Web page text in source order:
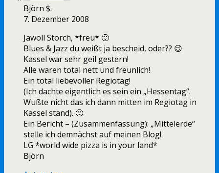
Björn $.
7. Dezember 2008
Jawoll Storch, *freu* 🙂
Blues & Jazz du weißt ja bescheid, oder?? 😉
Kassel war sehr geil gestern!
Alle waren total nett und freunlich!
Ein total liebevoller Regiotag!
(Ich dachte eigentlich es sein ein „Hessentag“.
Wußte nicht das ich dann mitten im Regiotag in
Kassel stand). 🙂
Ein Bericht – (Zusammenfassung): „Mittelerde“
stelle ich demnächst auf meinen Blog!
LG *world wide pizza is in your land*
Björn